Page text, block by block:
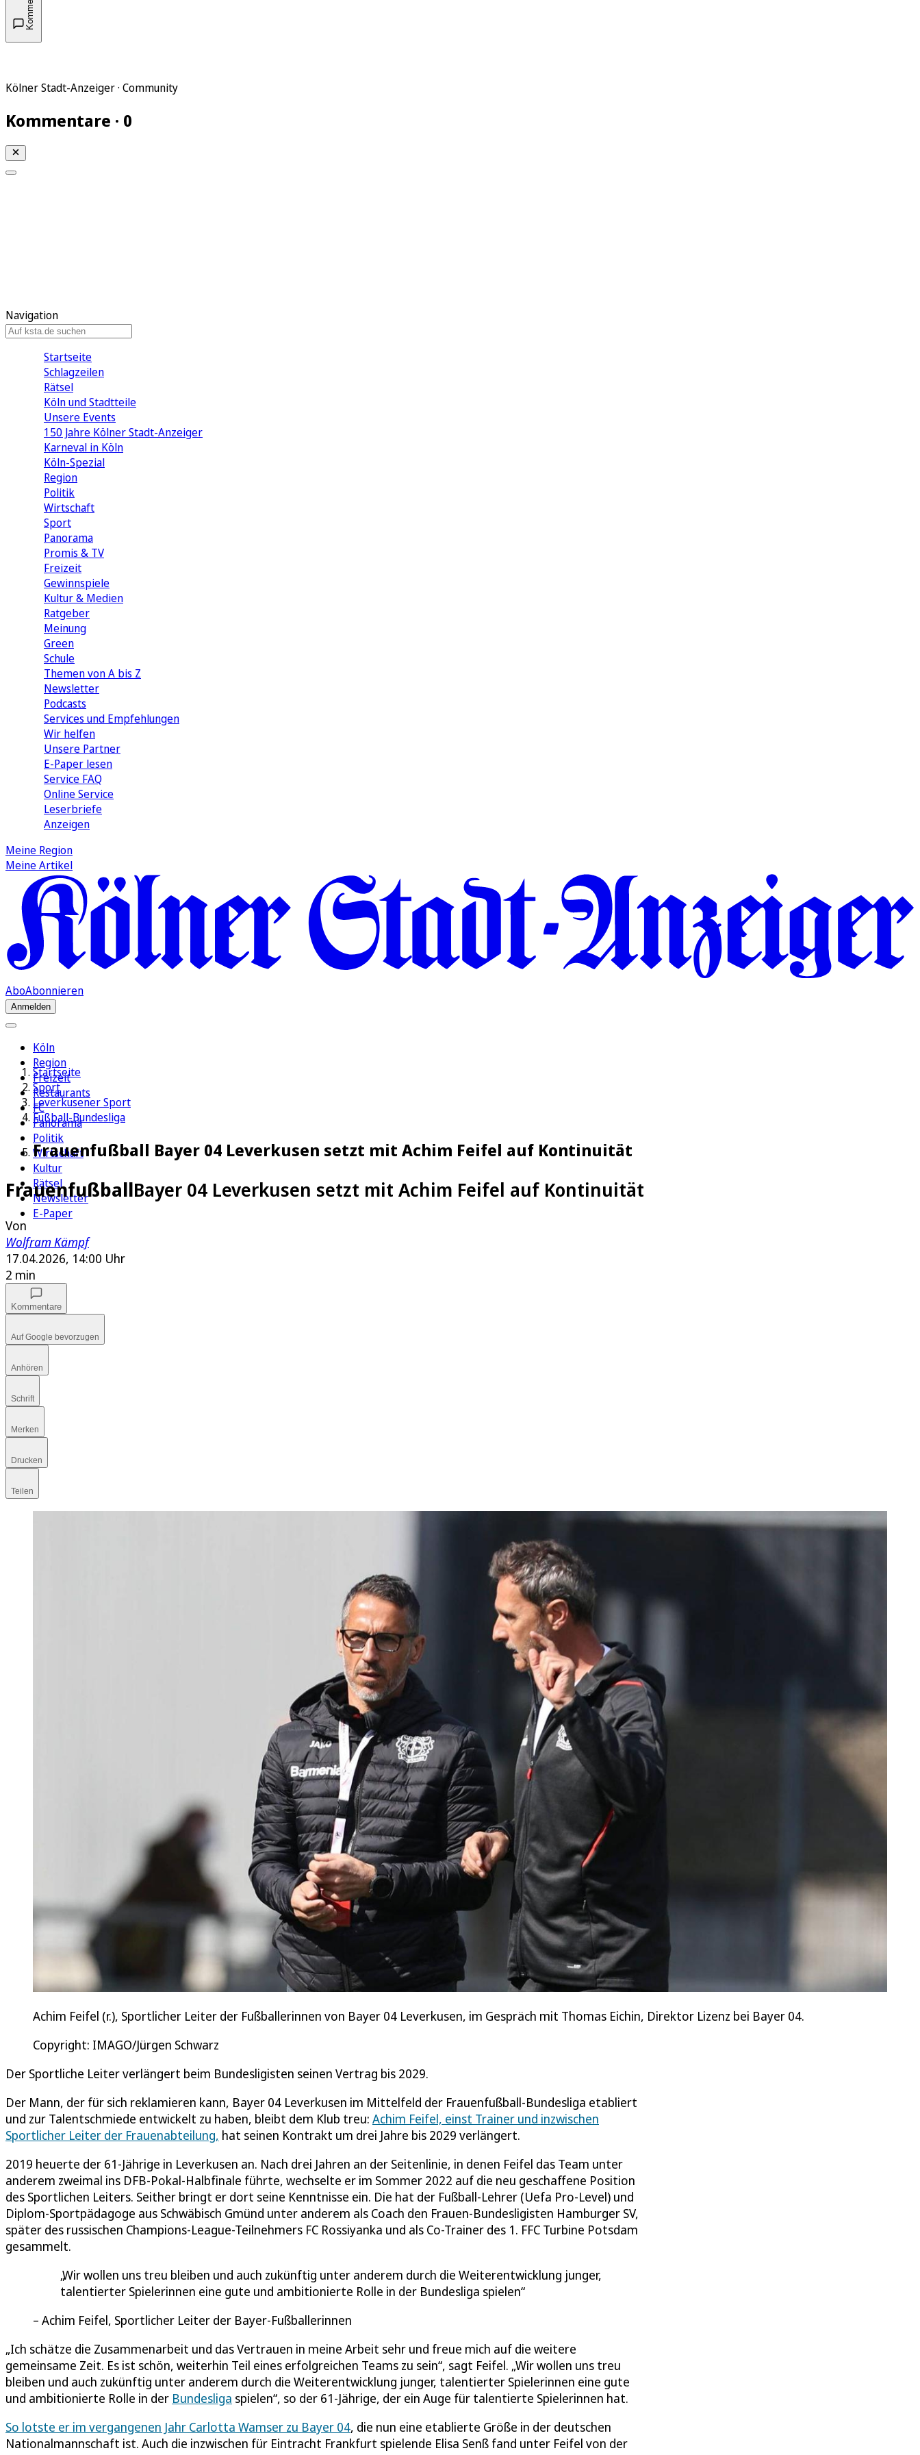
Kölner Stadt-Anzeiger · Community
Kommentare · 0
Navigation
Startseite
Schlagzeilen
Rätsel
Köln und Stadtteile
Unsere Events
150 Jahre Kölner Stadt-Anzeiger
Karneval in Köln
Köln-Spezial
Region
Politik
Wirtschaft
Sport
Panorama
Promis & TV
Freizeit
Gewinnspiele
Kultur & Medien
Ratgeber
Meinung
Green
Schule
Themen von A bis Z
Newsletter
Podcasts
Services und Empfehlungen
Wir helfen
Unsere Partner
E-Paper lesen
Service FAQ
Online Service
Leserbriefe
Anzeigen
Meine Region
Meine Artikel
AboAbonnieren
Anmelden
Köln
Region
Freizeit
Restaurants
FC
Panorama
Politik
Wirtschaft
Kultur
Rätsel
Newsletter
E-Paper
Startseite
Sport
Leverkusener Sport
Fußball-Bundesliga
Frauenfußball Bayer 04 Leverkusen setzt mit Achim Feifel auf Kontinuität
FrauenfußballBayer 04 Leverkusen setzt mit Achim Feifel auf Kontinuität
Von
Wolfram Kämpf
17.04.2026, 14:00 Uhr
2 min
Kommentare
Auf Google bevorzugen
Anhören
Schrift
Merken
Drucken
Teilen
Achim Feifel (r.), Sportlicher Leiter der Fußballerinnen von Bayer 04 Leverkusen, im Gespräch mit Thomas Eichin, Direktor Lizenz bei Bayer 04.
Copyright: IMAGO/Jürgen Schwarz
Der Sportliche Leiter verlängert beim Bundesligisten seinen Vertrag bis 2029.
Der Mann, der für sich reklamieren kann, Bayer 04 Leverkusen im Mittelfeld der Frauenfußball-Bundesliga etabliert
und zur Talentschmiede entwickelt zu haben, bleibt dem Klub treu: Achim Feifel, einst Trainer und inzwischen
Sportlicher Leiter der Frauenabteilung, hat seinen Kontrakt um drei Jahre bis 2029 verlängert.
2019 heuerte der 61-Jährige in Leverkusen an. Nach drei Jahren an der Seitenlinie, in denen Feifel das Team unter
anderem zweimal ins DFB-Pokal-Halbfinale führte, wechselte er im Sommer 2022 auf die neu geschaffene Position
des Sportlichen Leiters. Seither bringt er dort seine Kenntnisse ein. Die hat der Fußball-Lehrer (Uefa Pro-Level) und
Diplom-Sportpädagoge aus Schwäbisch Gmünd unter anderem als Coach den Frauen-Bundesligisten Hamburger SV,
später des russischen Champions-League-Teilnehmers FC Rossiyanka und als Co-Trainer des 1. FFC Turbine Potsdam
gesammelt.
Wir wollen uns treu bleiben und auch zukünftig unter anderem durch die Weiterentwicklung junger,
talentierter Spielerinnen eine gute und ambitionierte Rolle in der Bundesliga spielen
Achim Feifel, Sportlicher Leiter der Bayer-Fußballerinnen
„Ich schätze die Zusammenarbeit und das Vertrauen in meine Arbeit sehr und freue mich auf die weitere
gemeinsame Zeit. Es ist schön, weiterhin Teil eines erfolgreichen Teams zu sein“, sagt Feifel. „Wir wollen uns treu
bleiben und auch zukünftig unter anderem durch die Weiterentwicklung junger, talentierter Spielerinnen eine gute
und ambitionierte Rolle in der Bundesliga spielen“, so der 61-Jährige, der ein Auge für talentierte Spielerinnen hat.
So lotste er im vergangenen Jahr Carlotta Wamser zu Bayer 04, die nun eine etablierte Größe in der deutschen
Nationalmannschaft ist. Auch die inzwischen für Eintracht Frankfurt spielende Elisa Senß fand unter Feifel von der